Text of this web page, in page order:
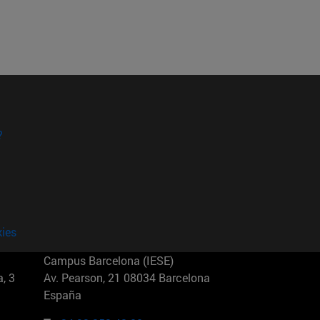
3
Campus Barcelona (IESE)
Av. Pearson, 21 08034 Barcelona
España